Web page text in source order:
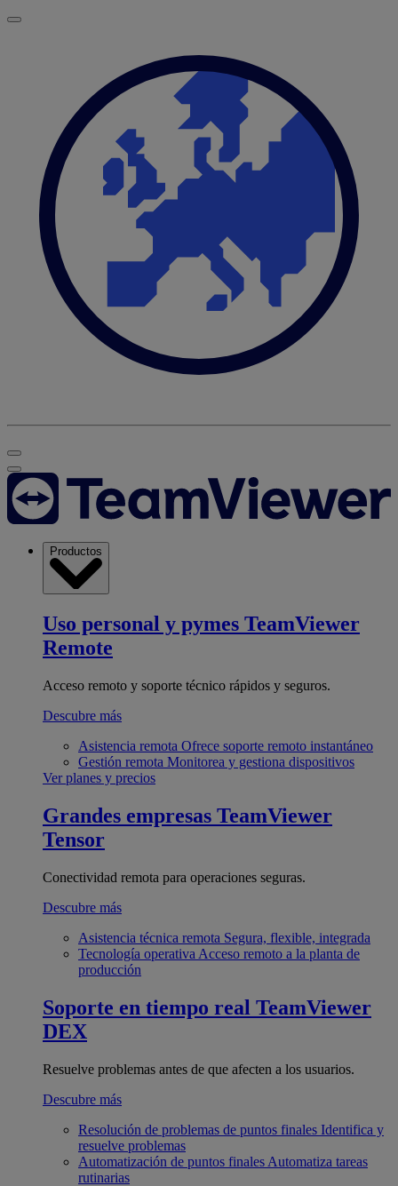
Productos
Uso personal y pymes TeamViewer
Remote
Acceso remoto y soporte técnico rápidos y seguros.
Descubre más
Asistencia remota Ofrece soporte remoto instantáneo
Gestión remota Monitorea y gestiona dispositivos
Ver planes y precios
Grandes empresas TeamViewer
Tensor
Conectividad remota para operaciones seguras.
Descubre más
Asistencia técnica remota Segura, flexible, integrada
Tecnología operativa Acceso remoto a la planta de
producción
Soporte en tiempo real TeamViewer
DEX
Resuelve problemas antes de que afecten a los usuarios.
Descubre más
Resolución de problemas de puntos finales Identifica y
resuelve problemas
Automatización de puntos finales Automatiza tareas
rutinarias